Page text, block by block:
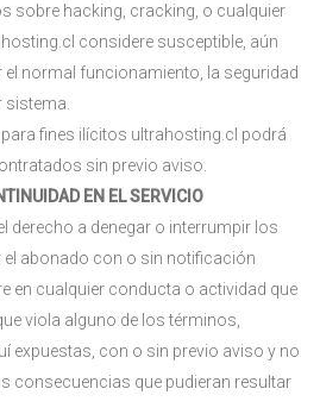
sobre hacking, cracking, o cualquier
considere susceptible, aún
el normal funcionamiento, la seguridad
fines ilícitos ultrahosting.cl podrá
sin previo aviso.
EN EL SERVICIO
derecho a denegar o interrumpir los
abonado con o sin notificación
en cualquier conducta o actividad que
viola alguno de los términos,
expuestas, con o sin previo aviso y no
consecuencias que pudieran resultar